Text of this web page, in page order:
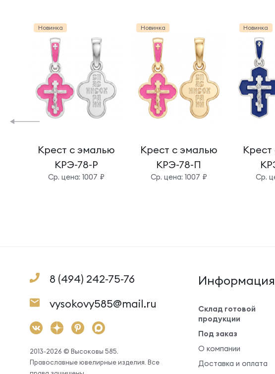
Новинка
Крест с эмалью
КРЭ-78-Р
Cр. цена: 1007 ₽
Новинка
Крест с эмалью
КРЭ-78-П
Cр. цена: 1007 ₽
Новинка
Cр.
8 (494) 242-75-76
vysokovy585@mail.ru
2013-2026 © Высоковы 585.
Православные ювелирные изделия. Все
Информация
Склад готовой
продукции
Под заказ
О компании
Доставка и оплата